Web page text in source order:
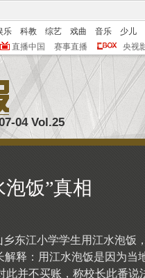
乐 科教 综艺 戏曲 音乐
少儿
直播中国 赛事直播 央视
04 Vol.25
饭”真相
东江小学学生用江水泡饭
解释：用江水泡饭是因为当
此并不买账，称校长此番说